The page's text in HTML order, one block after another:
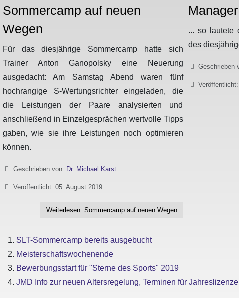
Sommercamp auf neuen
Wegen
Für das diesjährige Sommercamp hatte sich
Trainer Anton Ganopolsky eine Neuerung
ausgedacht: Am Samstag Abend waren fünf
hochrangige S-Wertungsrichter eingeladen, die
die Leistungen der Paare analysierten und
anschließend in Einzelgesprächen wertvolle Tipps
gaben, wie sie ihre Leistungen noch optimieren
können.
DetailsGeschrieben von: Dr. Michael Karst
Veröffentlicht: 05. August 2019
Weiterlesen: Sommercamp auf neuen Wegen
... so lautete
des
Details
Geschrieben
SLT-Sommercamp bereits ausgebucht
Meisterschaftswochenende
Bewerbungsstart für "Sterne des Sports" 2019
JMD Info zur neuen Altersregelung, Terminen für